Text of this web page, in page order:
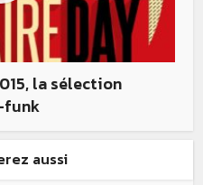
la sélection
aussi